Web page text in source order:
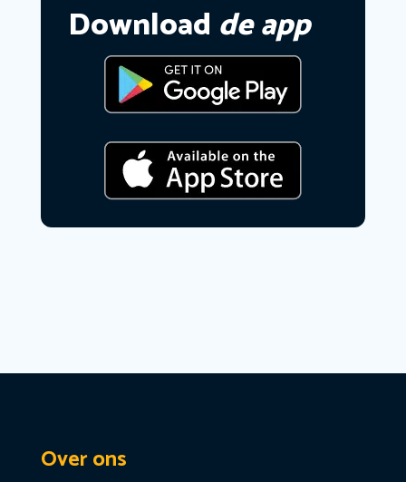
Download de app
Over ons